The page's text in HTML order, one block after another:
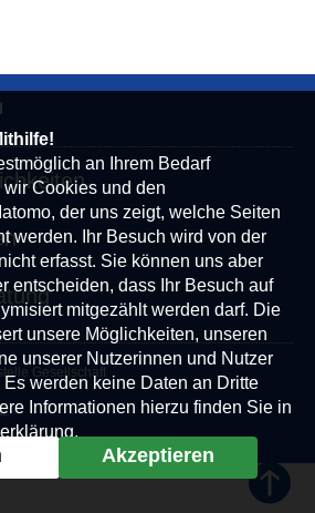
an Ihrem Bedarf
Cookies und den
der uns zeigt, welche Seiten
werden. Ihr Besuch wird von der
erfasst. Sie können uns aber
entscheiden, dass Ihr Besuch auf
mitgezählt werden darf. Die
unsere Möglichkeiten, unseren
unserer Nutzerinnen und Nutzer
werden keine Daten an Dritte
Informationen hierzu finden Sie in
.
Akzeptieren
Gesellschaft